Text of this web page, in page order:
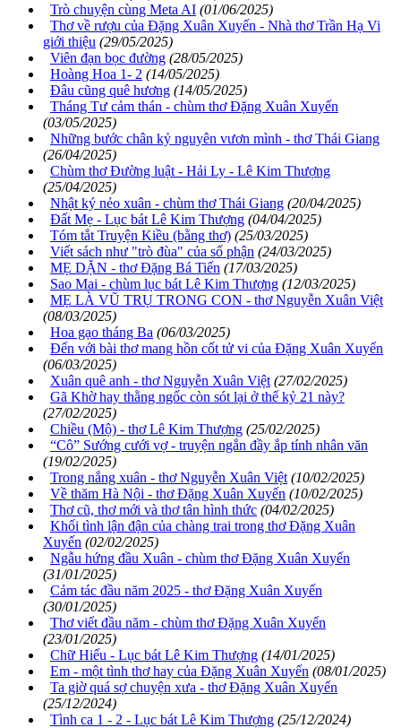
Trò chuyện cùng Meta AI (01/06/2025)
Thơ về rượu của Đặng Xuân Xuyến - Nhà thơ Trần Hạ Vi
giới thiệu (29/05/2025)
Viên đạn bọc đường (28/05/2025)
Hoàng Hoa 1- 2 (14/05/2025)
Đâu cũng quê hương (14/05/2025)
Tháng Tư cảm thán - chùm thơ Đặng Xuân Xuyến
(03/05/2025)
Những bước chân kỷ nguyên vươn mình - thơ Thái Giang
(26/04/2025)
Chùm thơ Đường luật - Hải Ly - Lê Kim Thượng
(25/04/2025)
Nhật ký nẻo xuân - chùm thơ Thái Giang (20/04/2025)
Đất Mẹ - Lục bát Lê Kim Thượng (04/04/2025)
Tóm tắt Truyện Kiều (bằng thơ) (25/03/2025)
Viết sách như "trò đùa" của số phận (24/03/2025)
MẸ DẶN - thơ Đặng Bá Tiến (17/03/2025)
Sao Mai - chùm lục bát Lê Kim Thượng (12/03/2025)
MẸ LÀ VŨ TRỤ TRONG CON - thơ Nguyễn Xuân Việt
(08/03/2025)
Hoa gạo tháng Ba (06/03/2025)
Đến với bài thơ mang hồn cốt tử vi của Đặng Xuân Xuyến
(06/03/2025)
Xuân quê anh - thơ Nguyễn Xuân Việt (27/02/2025)
Gã Khờ hay thằng ngốc còn sót lại ở thế kỷ 21 này?
(27/02/2025)
Chiều (Mộ) - thơ Lê Kim Thượng (25/02/2025)
“Cô” Sướng cưới vợ - truyện ngắn đầy ắp tính nhân văn
(19/02/2025)
Trong nắng xuân - thơ Nguyễn Xuân Việt (10/02/2025)
Về thăm Hà Nội - thơ Đặng Xuân Xuyến (10/02/2025)
Thơ cũ, thơ mới và thơ tân hình thức (04/02/2025)
Khối tình lận đận của chàng trai trong thơ Đặng Xuân
Xuyến (02/02/2025)
Ngẫu hứng đầu Xuân - chùm thơ Đặng Xuân Xuyến
(31/01/2025)
Cảm tác đầu năm 2025 - thơ Đặng Xuân Xuyến
(30/01/2025)
Thơ viết đầu năm - chùm thơ Đặng Xuân Xuyến
(23/01/2025)
Chữ Hiếu - Lục bát Lê Kim Thượng (14/01/2025)
Em - một tình thơ hay của Đặng Xuân Xuyến (08/01/2025)
Ta giờ quá sợ chuyện xưa - thơ Đặng Xuân Xuyến
(25/12/2024)
Tình ca 1 - 2 - Lục bát Lê Kim Thượng (25/12/2024)